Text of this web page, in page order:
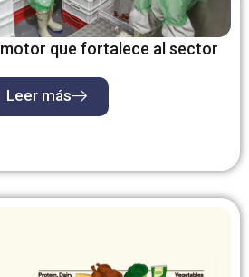
que fortalece al sector
Leer más